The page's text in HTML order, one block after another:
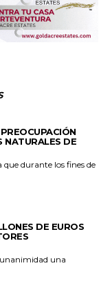
NATURALES DE
que durante los fines de
DE EUROS
una